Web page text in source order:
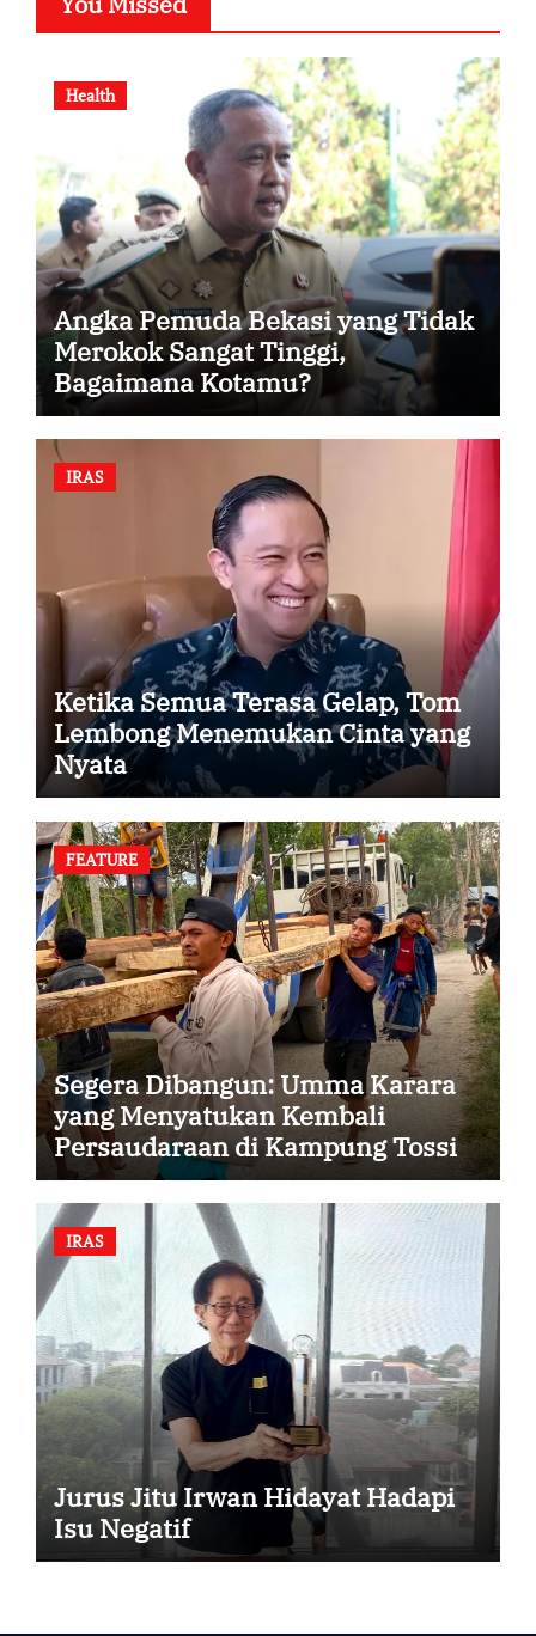
Health
Angka Pemuda Bekasi yang Tidak
Merokok Sangat Tinggi,
Bagaimana Kotamu?
IRAS
Ketika Semua Terasa Gelap, Tom
Lembong Menemukan Cinta yang
Nyata
FEATURE
Segera Dibangun: Umma Karara
yang Menyatukan Kembali
Persaudaraan di Kampung Tossi
IRAS
Jurus Jitu Irwan Hidayat Hadapi
Isu Negatif